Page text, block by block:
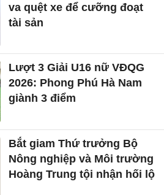
va quệt xe để cưỡng đoạt
tài sản
Lượt 3 Giải U16 nữ VĐQG
2026: Phong Phú Hà Nam
giành 3 điểm
Bắt giam Thứ trưởng Bộ
Nông nghiệp và Môi trường
Hoàng Trung tội nhận hối lộ